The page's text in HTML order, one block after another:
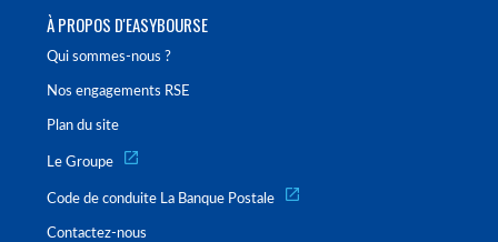
À PROPOS D'EASYBOURSE
Qui sommes-nous ?
Nos engagements RSE
Plan du site
Le Groupe
Code de conduite La Banque Postale
Contactez-nous